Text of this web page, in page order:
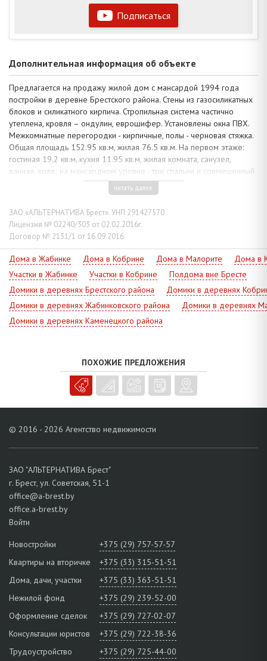
Подписаться
Дополнительная информация об объекте
Предлагается на продажу жилой дом с мансардой 1994 года
постройки в деревне Брестского района. Стены из газосиликатных
блоков и силикатного кирпича. Стропильная система частично
утеплена, кровля – ондулин, еврошифер. Установлены окна ПВХ.
Межкомнатные перегородки - кирпичные, полы - черновая стяжка.
Общая площадь 152.95 кв.м, жилая 76.5 кв.м. На первом этаже:
гостиная 19.2 кв.м, кухня 11.95 кв.м, жилая комната, санузел,
ванная, холл; на мансардном уровне - три спальни и совмещенный
санузел. Гараж площадью 36.0 кв.м на два автомобиля примыкает
Коммуникации: электричество подключено, газ - централизованные
по улице; водоснабжение - скважина; канализация местная.
Благоустроенный земельный участок 0.1499 га огорожен, с
выходом в лесной массив. Развитая инфраструктура. Хорошее
транспортное сообщение.
Интересен обмен на дом с учетом размещения двух семей или на
два дома в одном микрорайоне города Бреста. Интересный
вариант покупки жилого дома в ближайшем пригороде!
читать далее
ЗАО «АЛЬТЕРНАТИВА Брест». УНП 291427570
Лицензия № 02240/303 от 02.02.2016г.
Договор № 2131/1 от 16.09.2016
Дома в Жабинке Дома в Кобрине Дома в Малорите
Дома в
Участки в Жабинке
Участки в Кобрине
Полдома вне Бресте
Домики в деревнях Брестского района
Домики в деревнях
Домики в деревнях Жабинковского района
Домики в деревнях
Домики в деревнях Каменецкого района
ПОХОЖИЕ ПРЕДЛОЖЕНИЯ
© 2016 - 2026 Агентство недвижимости
ЗАО "АЛЬТЕРНАТИВА Брест"
г. Брест, ул. Советская, 51-1
office@a-brest.by
office.a-brest.by
Войти
Новостройки
+375 (29) 757-57-57
Квартиры на вторичке
+375 (33) 315-51-51
Дома, дачи, участки
+375 (33) 363-51-51
Нежилой фонд
+375 (29) 239-52-00
Оформление сделок
+375 (29) 727-02-07
Консультации юристов
+375 (29) 722-38-36
Трудоустройство
+375 (29) 725-44-00